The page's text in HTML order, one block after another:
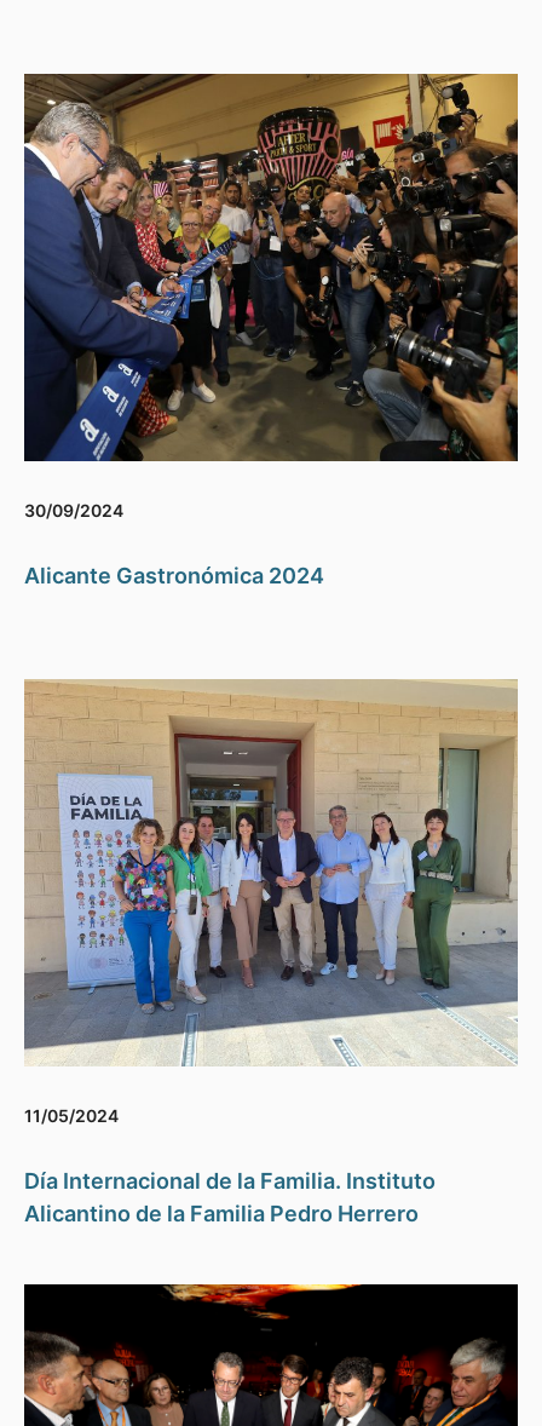
30/09/2024
Alicante Gastronómica 2024
11/05/2024
Día Internacional de la Familia. Instituto
Alicantino de la Familia Pedro Herrero